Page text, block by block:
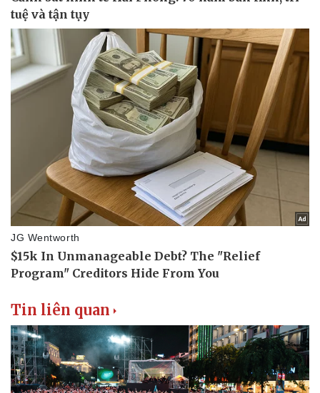
Doanh nghiệp
Thông tin doanh nghiệp
Doanh nghiệp 24h
Doanh nhân
Vì cộng đồng
Công nghệ
Sành điệu
Tin Công nghệ
Trải nghiệm
Tin liên quan